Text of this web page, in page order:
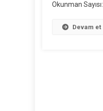
Okunman
Devam et